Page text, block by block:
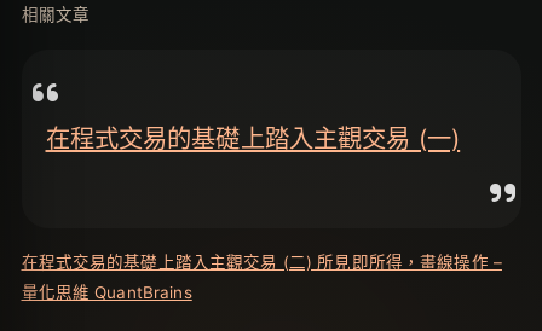
相關文章
在程式交易的基礎上踏入主觀交易 (一)
在程式交易的基礎上踏入主觀交易 (二) 所見即所得，畫線操作 –
量化思維 QuantBrains